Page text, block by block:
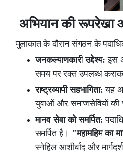
अभियान की रूपरेखा
मुलाकात के दौरान संगठन के
जनकल्याणकारी उद्देश्य: इस
समय पर रक्त उपलब्ध
राष्ट्रव्यापी सहभागिता: यह
युवाओं और समाजसेवियों की
मानव सेवा को समर्पित:
समर्पित है। "महामहिम का
स्नेहिल आशीर्वाद और